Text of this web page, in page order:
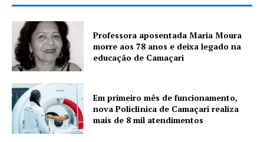
Professora aposentada Maria Moura
morre aos 78 anos e deixa legado na
educação de Camaçari
Em primeiro mês de funcionamento,
nova Policlínica de Camaçari realiza
mais de 8 mil atendimentos